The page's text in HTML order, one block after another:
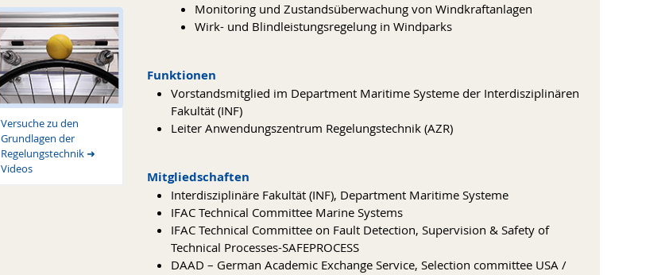
Versuche zu den
Grundlagen der
Regelungstechnik ➜
Videos
Monitoring und Zustandsüberwachung von Windkraftanlagen
Wirk- und Blindleistungsregelung in Windparks
Funktionen
Vorstandsmitglied im Department Maritime Systeme der Interdisziplinären
Fakultät (INF)
Leiter Anwendungszentrum Regelungstechnik (AZR)
Mitgliedschaften
Interdisziplinäre Fakultät (INF), Department Maritime Systeme
IFAC Technical Committee Marine Systems
IFAC Technical Committee on Fault Detection, Supervision & Safety of
Technical Processes-SAFEPROCESS
DAAD – German Academic Exchange Service, Selection committee USA /